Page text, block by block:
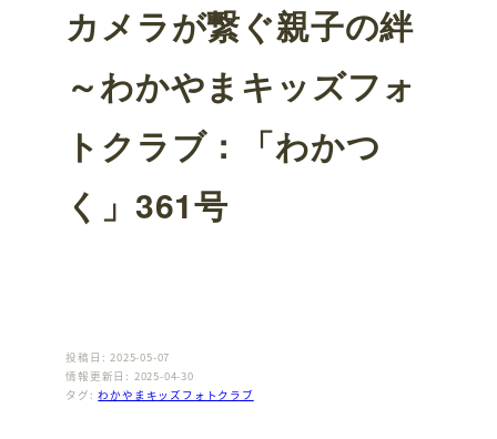
カメラが繋ぐ親子の絆
～わかやまキッズフォ
トクラブ：「わかつ
く」361号
投稿日: 2025-05-07
情報更新日: 2025-04-30
タグ:わかやまキッズフォトクラブ